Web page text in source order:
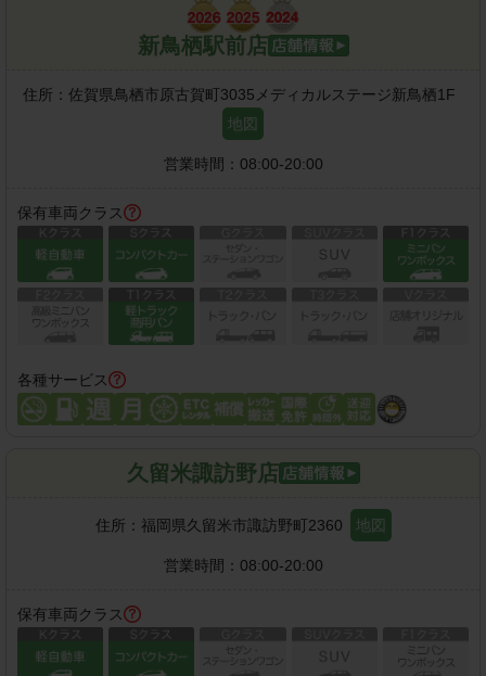
新鳥栖駅前店
住所： 佐賀県鳥栖市原古賀町3035メディカルステージ新鳥栖1F
地図
営業時間： 08:00-20:00
保有車両クラス
各種サービス
久留米諏訪野店
住所： 福岡県久留米市諏訪野町2360 地図
営業時間： 08:00-20:00
保有車両クラス